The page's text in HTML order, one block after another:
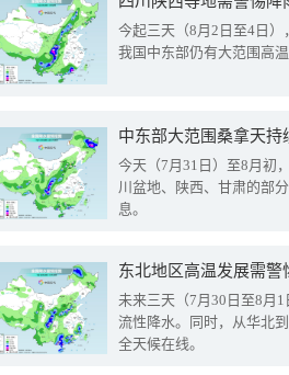
今起三天（8月2日至4日
我国中东部仍有大范围高
中东部大范围桑拿天
今天（7月31日）至8月初
川盆地、陕西、甘肃的部
息。
东北地区高温发展需
未来三天（7月30日至8月
流性降水。同时，从华北
全天候在线。